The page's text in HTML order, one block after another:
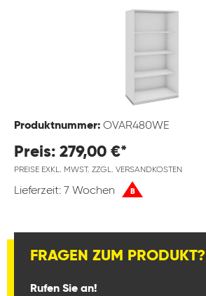
Produktnummer: OVAR480WE
Preis: 279,00 €*
PREISE EXKL. MWST. ZZGL. VERSANDKOSTEN
Lieferzeit: 7 Wochen B
FRAGEN ZUM PRODUKT?
Rufen Sie an!